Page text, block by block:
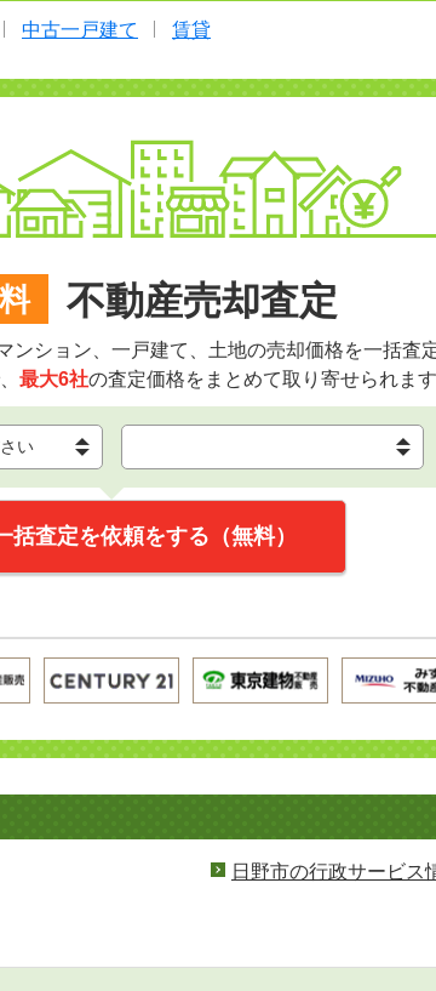
中古一戸建て 賃貸
不動産売却査定
ンション、一戸建て、土地の売却価格を一括査定
最大6社の査定価格をまとめて取り寄せられます
括査定を依頼をする（無料）
日野市の行政サービス